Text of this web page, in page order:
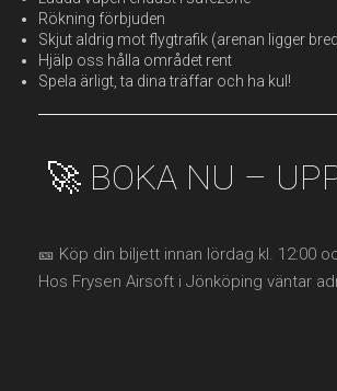
Rökning förbjuden
Skjut aldrig mot flygtrafik (arenan ligger
Hjälp oss hålla området rent
Spela ärligt, ta dina träffar och ha kul!
🚀 BOKA NU –
🎫 Köp din biljett innan lördag kl. 12:00
Hos Frysen Airsoft i Jönköping väntar